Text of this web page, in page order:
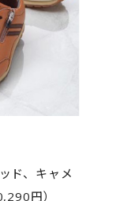
ド、キャメ
円）